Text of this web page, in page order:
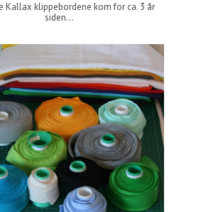
Kallax klippebordene kom for ca. 3 år
siden...